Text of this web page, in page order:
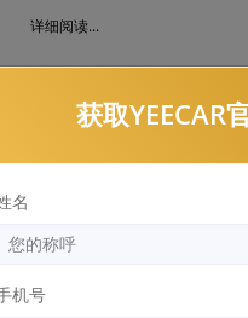
详细阅读...
2026年隔热窗膜选购指南
隐形车衣保护的是车漆，
号干扰问题。一块好的隔
信号兼容性之间找到平衡，
线，梳理选购逻辑。
获取YEECAR
名
机号